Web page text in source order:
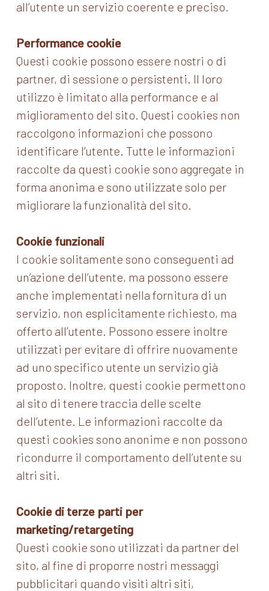
all’utente un servizio coerente e preciso.
Performance cookie
Questi cookie possono essere nostri o di
partner, di sessione o persistenti. Il loro
utilizzo è limitato alla performance e al
miglioramento del sito. Questi cookies non
raccolgono informazioni che possono
identificare l’utente. Tutte le informazioni
raccolte da questi cookie sono aggregate in
forma anonima e sono utilizzate solo per
migliorare la funzionalità del sito.
Cookie funzionali
I cookie solitamente sono conseguenti ad
un’azione dell’utente, ma possono essere
anche implementati nella fornitura di un
servizio, non esplicitamente richiesto, ma
offerto all’utente. Possono essere inoltre
utilizzati per evitare di offrire nuovamente
ad uno specifico utente un servizio già
proposto. Inoltre, questi cookie permettono
al sito di tenere traccia delle scelte
dell’utente. Le informazioni raccolte da
questi cookies sono anonime e non possono
ricondurre il comportamento dell’utente su
altri siti.
Cookie di terze parti per
marketing/retargeting
Questi cookie sono utilizzati da partner del
sito, al fine di proporre nostri messaggi
pubblicitari quando visiti altri siti,